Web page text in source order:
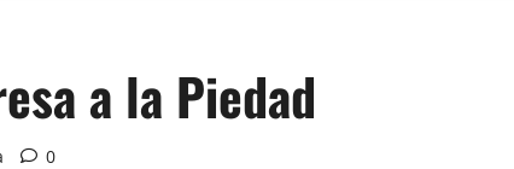
a la Piedad
0